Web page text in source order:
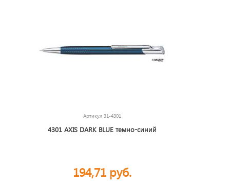
Артикул 31-4301
4301 AXIS DARK BLUE темно-синий
194,71 руб.